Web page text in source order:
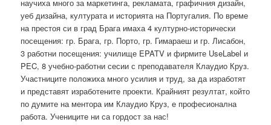
научиха много за маркетинга, рекламата, графичния дизайн,
уеб дизайна, културата и историята на Португалия. По време
на престоя си в град Брага имаха 4 културно-исторически
посещения: гр. Брага, гр. Порто, гр. Гимараеш и гр. Лисабон,
3 работни посещения: училище EPATV и фирмите UseLabel и
PEC, 8 учебно-работни сесии с преподавателя Клаудио Круз.
Участниците положиха много усилия и труд, за да изработят
и представят изработените проекти. Крайният резултат, който
по думите на ментора им Клаудио Круз, е професионална
работа. Учениците ни са гордост за нас!